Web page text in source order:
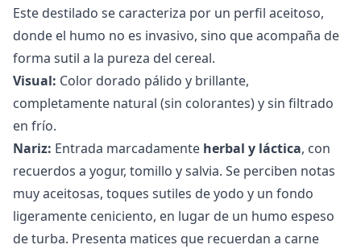
Este destilado se caracteriza por un perfil aceitoso,
donde el humo no es invasivo, sino que acompaña de
forma sutil a la pureza del cereal.
Visual: Color dorado pálido y brillante,
completamente natural (sin colorantes) y sin filtrado
en frío.
Nariz: Entrada marcadamente herbal y láctica, con
recuerdos a yogur, tomillo y salvia. Se perciben notas
muy aceitosas, toques sutiles de yodo y un fondo
ligeramente ceniciento, en lugar de un humo espeso
de turba. Presenta matices que recuerdan a carne